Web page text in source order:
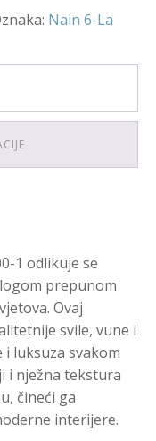
Nain 6-La
1 odlikuje se
prepunom
Ovaj
svile, vune i
luksuza svakom
i nježna tekstura
čineći ga
interijere.